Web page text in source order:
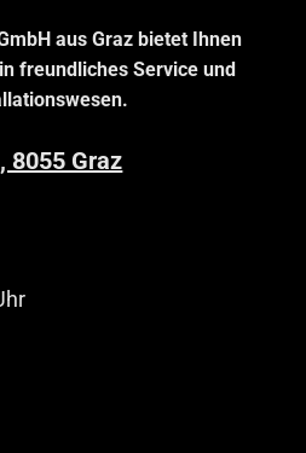
aus Graz bietet Ihnen
freundliches Service und
8055 Graz